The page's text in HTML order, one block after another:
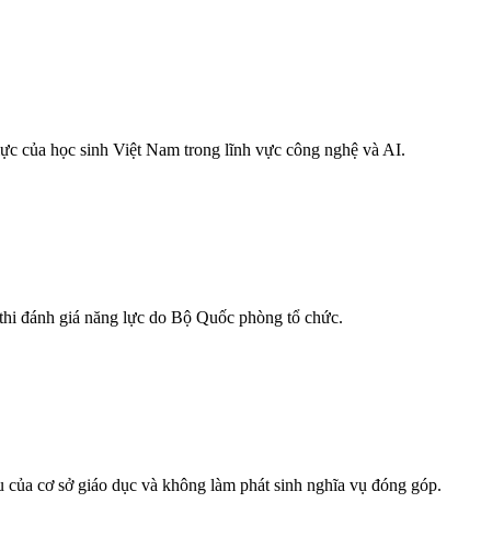
của học sinh Việt Nam trong lĩnh vực công nghệ và AI.
đánh giá năng lực do Bộ Quốc phòng tổ chức.
cơ sở giáo dục và không làm phát sinh nghĩa vụ đóng góp.